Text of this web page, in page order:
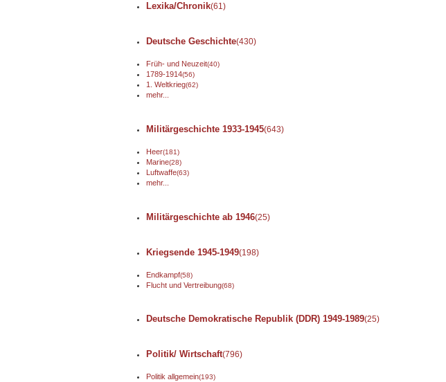
Lexika/Chronik(61)
Deutsche Geschichte(430)
Früh- und Neuzeit(40)
1789-1914(56)
1. Weltkrieg(62)
mehr...
Militärgeschichte 1933-1945(643)
Heer(181)
Marine(28)
Luftwaffe(63)
mehr...
Militärgeschichte ab 1946(25)
Kriegsende 1945-1949(198)
Endkampf(58)
Flucht und Vertreibung(68)
Deutsche Demokratische Republik (DDR) 1949-1989(25)
Politik/ Wirtschaft(796)
Politik allgemein(193)